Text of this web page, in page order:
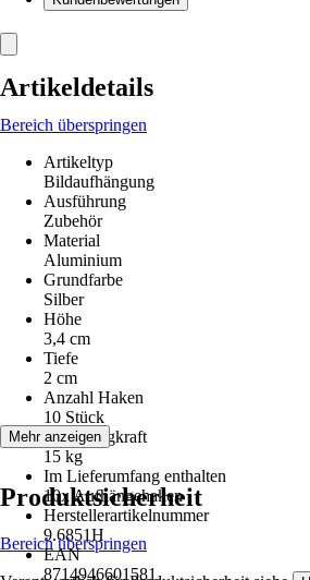
Artikeldetails
Bereich überspringen
Artikeltyp
Bildaufhängung
Ausführung
Zubehör
Material
Aluminium
Grundfarbe
Silber
Höhe
3,4 cm
Tiefe
2 cm
Anzahl Haken
10 Stück
Max. Tragkraft
15 kg
Im Lieferumfang enthalten
10x Aufhängehaken
Herstellerartikelnummer
9.6851H
EAN
8714946601581
Mehr anzeigen
Produktsicherheit
Bereich überspringen